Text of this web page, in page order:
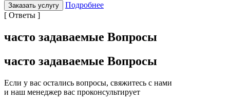
Заказать услугу
Подробнее
[ Ответы ]
часто задаваемые Вопросы
часто задаваемые Вопросы
Если у вас остались вопросы, свяжитесь с нами
и наш менеджер вас проконсультирует